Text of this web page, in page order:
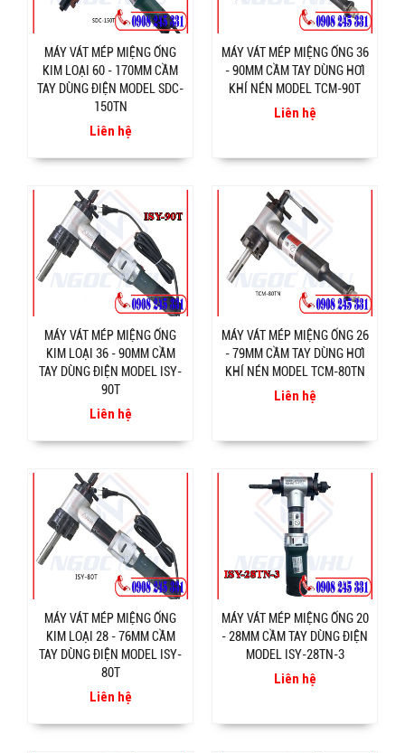
MÁY VÁT MÉP MIỆNG ỐNG
KIM LOẠI 60 - 170MM CẦM
TAY DÙNG ĐIỆN MODEL SDC-
150TN
Liên hệ
MÁY VÁT MÉP MIỆNG ỐNG 36
- 90MM CẦM TAY DÙNG HƠI
KHÍ NÉN MODEL TCM-90T
Liên hệ
MÁY VÁT MÉP MIỆNG ỐNG
KIM LOẠI 36 - 90MM CẦM
TAY DÙNG ĐIỆN MODEL ISY-
90T
Liên hệ
MÁY VÁT MÉP MIỆNG ỐNG 26
- 79MM CẦM TAY DÙNG HƠI
KHÍ NÉN MODEL TCM-80TN
Liên hệ
MÁY VÁT MÉP MIỆNG ỐNG
KIM LOẠI 28 - 76MM CẦM
TAY DÙNG ĐIỆN MODEL ISY-
80T
Liên hệ
MÁY VÁT MÉP MIỆNG ỐNG 20
- 28MM CẦM TAY DÙNG ĐIỆN
MODEL ISY-28TN-3
Liên hệ